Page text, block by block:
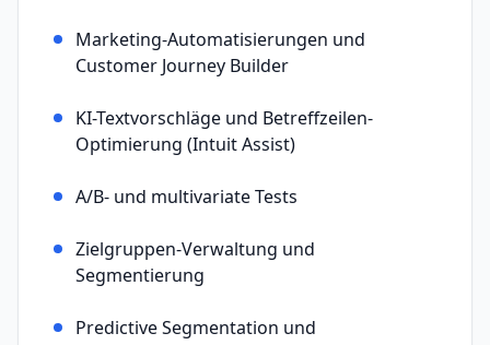
Marketing-Automatisierungen und
Customer Journey Builder
KI-Textvorschläge und Betreffzeilen-
Optimierung (Intuit Assist)
A/B- und multivariate Tests
Zielgruppen-Verwaltung und
Segmentierung
Predictive Segmentation und